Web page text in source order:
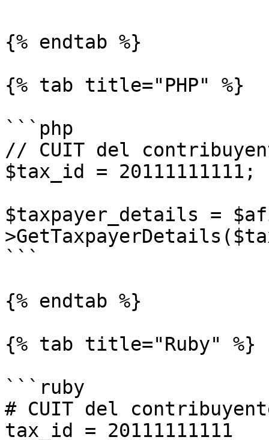
{% endtab %}
{% tab title="PHP" %}
```php
// CUIT del
$tax_id = 20111111111;
$taxpayer_details =
```
{% endtab %}
{% tab title="Ruby" %}
```ruby
# CUIT del
tax_id = 20111111111